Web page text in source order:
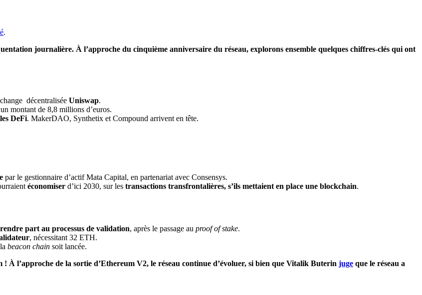
.
journalière. À l’approche du cinquième anniversaire du réseau, explorons ensemble quelques chiffres-clés qui ont
décentralisée Uniswap.
montant de 8,8 millions d’euros.
DeFi. MakerDAO, Synthetix et Compound arrivent en tête.
par le gestionnaire d’actif Mata Capital, en partenariat avec Consensys.
économiser d’ici 2030, sur les transactions transfrontalières, s’ils mettaient en place une blockchain.
part au processus de validation, après le passage au proof of stake.
, nécessitant 32 ETH.
beacon chain soit lancée.
À l’approche de la sortie d’Ethereum V2, le réseau continue d’évoluer, si bien que Vitalik Buterin juge que le réseau a